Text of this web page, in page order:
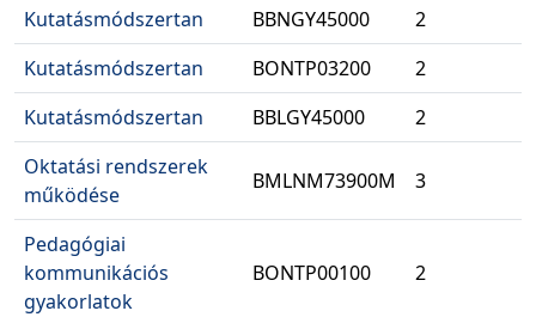
Kutatásmódszertan BBNGY45000
2
Kutatásmódszertan
BONTP03200
2
Kutatásmódszertan
BBLGY45000
2
Oktatási rendszerek
működése
BMLNM73900M 3
Pedagógiai
kommunikációs
gyakorlatok
BONTP00100 2